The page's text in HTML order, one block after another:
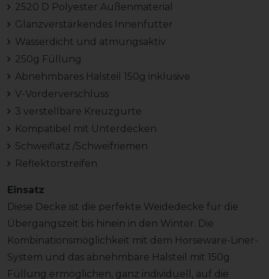
2520 D Polyester Außenmaterial
Glanzverstärkendes Innenfutter
Wasserdicht und atmungsaktiv
250g Füllung
Abnehmbares Halsteil 150g inklusive
V-Vorderverschluss
3 verstellbare Kreuzgurte
Kompatibel mit Unterdecken
Schweiflatz /Schweifriemen
Reflektorstreifen
Einsatz
Diese Decke ist die perfekte Weidedecke für die
Übergangszeit bis hinein in den Winter. Die
Kombinationsmöglichkeit mit dem Horseware-Liner-
System und das abnehmbare Halsteil mit 150g
Füllung ermöglichen, ganz individuell, auf die